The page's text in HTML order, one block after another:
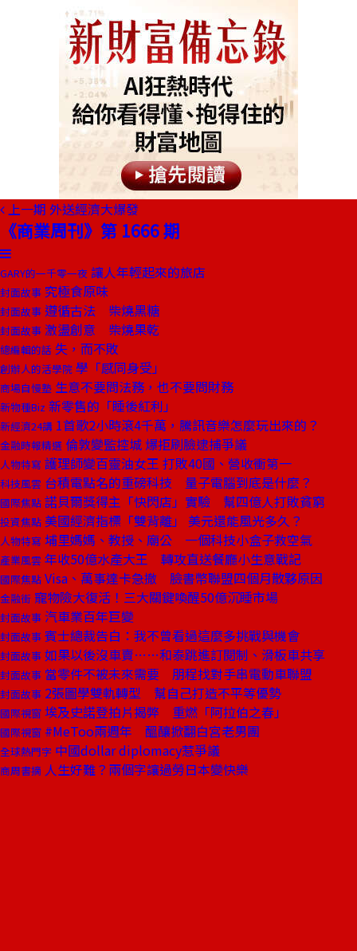
上一期 外送經濟大爆發
《商業周刊》第 1666 期
GARY的一千零一夜 讓人年輕起來的旅店
封面故事 究極食原味
封面故事 遵循古法 柴燒黑糖
封面故事 激盪創意 柴燒果乾
總編輯的話 失，而不敗
創辦人的活學院 學「感同身受」
商場自慢塾 生意不要問法務，也不要問財務
新物種Biz 新零售的「睡後紅利」
新經濟24講 1首歌2小時滾4千萬，騰訊音樂怎麼玩出來的？
金融時報精選 倫敦變監控城 爆拒刷臉逮捕爭議
人物特寫 護理師變百靈油女王 打敗40國、營收衝第一
科技風雲 台積電點名的重磅科技 量子電腦到底是什麼？
國際焦點 諾貝爾獎得主「快閃店」實驗 幫四億人打敗貧窮
投資焦點 美國經濟指標「雙背離」 美元還能風光多久？
人物特寫 埔里媽媽、教授、廟公 一個科技小盒子救空氣
產業風雲 年收50億水產大王 轉攻直送餐廳小生意戰記
國際焦點 Visa、萬事達卡急撤 臉書幣聯盟四個月散夥原因
金融街 寵物險大復活！三大關鍵喚醒50億沉睡市場
封面故事 汽車業百年巨變
封面故事 賓士總裁告白：我不曾看過這麼多挑戰與機會
封面故事 如果以後沒車賣……和泰跳進訂閱制、滑板車共享
封面故事 當零件不被未來需要 朋程找對手串電動車聯盟
封面故事 2張圖學雙軌轉型 幫自己打造不平等優勢
國際視窗 埃及史諾登拍片揭弊 重燃「阿拉伯之春」
國際視窗 #MeToo兩週年 醞釀掀翻白宮老男團
全球熱門字 中國dollar diplomacy惹爭議
商周書摘 人生好難？兩個字讓過勞日本變快樂